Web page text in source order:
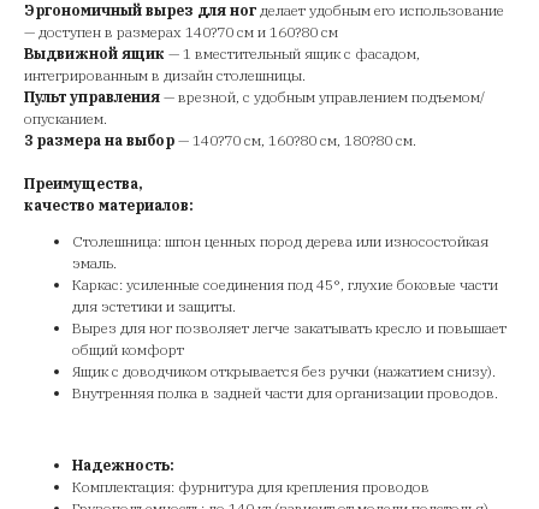
Эргономичный вырез для ног делает удобным его использование
— доступен в размерах 140?70 см и 160?80 см
Выдвижной ящик — 1 вместительный ящик с фасадом,
интегрированным в дизайн столешницы.
Пульт управления — врезной, с удобным управлением подъемом/
опусканием.
3 размера на выбор — 140?70 см, 160?80 см, 180?80 см.
Преимущества,
качество материалов:
Столешница: шпон ценных пород дерева или износостойкая
эмаль.
Каркас: усиленные соединения под 45°, глухие боковые части
для эстетики и защиты.
Вырез для ног позволяет легче закатывать кресло и повышает
общий комфорт
Ящик с доводчиком открывается без ручки (нажатием снизу).
Внутренняя полка в задней части для организации проводов.
Надежность:
Комплектация: фурнитура для крепления проводов